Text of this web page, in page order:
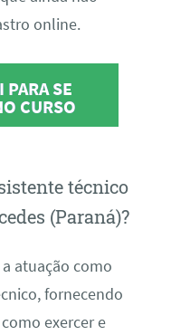
online.
SE
CURSO
técnico
(Paraná)?
atuação como
fornecendo
exercer e